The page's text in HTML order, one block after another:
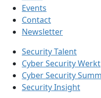
Events
Contact
Newsletter
Security Talent
Cyber Security Werkt
Cyber Security
Security Insight